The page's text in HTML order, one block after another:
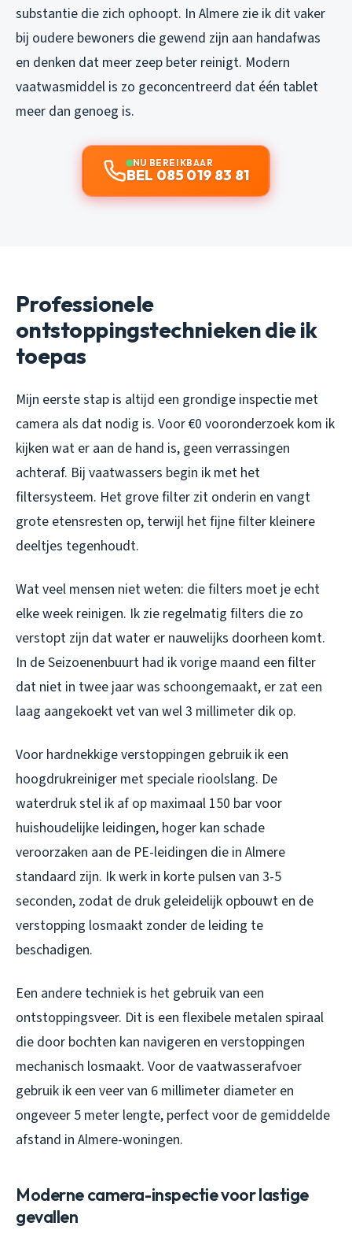
substantie die zich ophoopt. In Almere zie ik dit vaker
bij oudere bewoners die gewend zijn aan handafwas
en denken dat meer zeep beter reinigt. Modern
vaatwasmiddel is zo geconcentreerd dat één tablet
meer dan genoeg is.
NU BEREIKBAAR
BEL 085 019 83 81
Professionele
ontstoppingstechnieken die ik
toepas
Mijn eerste stap is altijd een grondige inspectie met
camera als dat nodig is. Voor €0 vooronderzoek kom ik
kijken wat er aan de hand is, geen verrassingen
achteraf. Bij vaatwassers begin ik met het
filtersysteem. Het grove filter zit onderin en vangt
grote etensresten op, terwijl het fijne filter kleinere
deeltjes tegenhoudt.
Wat veel mensen niet weten: die filters moet je echt
elke week reinigen. Ik zie regelmatig filters die zo
verstopt zijn dat water er nauwelijks doorheen komt.
In de Seizoenenbuurt had ik vorige maand een filter
dat niet in twee jaar was schoongemaakt, er zat een
laag aangekoekt vet van wel 3 millimeter dik op.
Voor hardnekkige verstoppingen gebruik ik een
hoogdrukreiniger met speciale rioolslang. De
waterdruk stel ik af op maximaal 150 bar voor
huishoudelijke leidingen, hoger kan schade
veroorzaken aan de PE-leidingen die in Almere
standaard zijn. Ik werk in korte pulsen van 3-5
seconden, zodat de druk geleidelijk opbouwt en de
verstopping losmaakt zonder de leiding te
beschadigen.
Een andere techniek is het gebruik van een
ontstoppingsveer. Dit is een flexibele metalen spiraal
die door bochten kan navigeren en verstoppingen
mechanisch losmaakt. Voor de vaatwasserafvoer
gebruik ik een veer van 6 millimeter diameter en
ongeveer 5 meter lengte, perfect voor de gemiddelde
afstand in Almere-woningen.
Moderne camera-inspectie voor lastige
gevallen